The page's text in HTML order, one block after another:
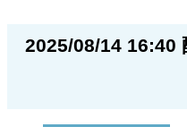
2025/08/14 16:40